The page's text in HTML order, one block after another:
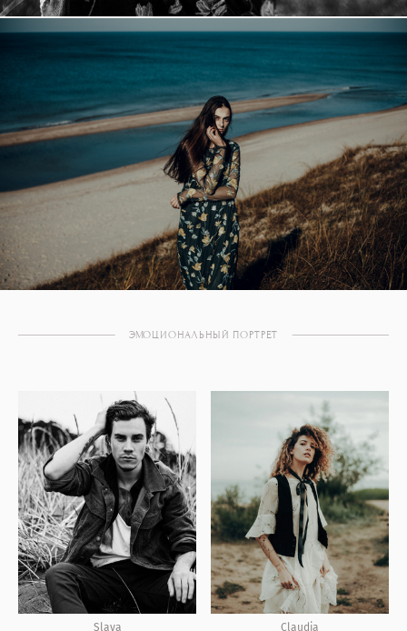
ЭМОЦИОНАЛЬНЫЙ ПОРТРЕТ
Slava Claudia